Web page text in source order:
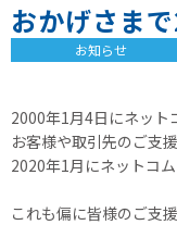
おかげさま
お知らせ
2000年1月4日にネット
お客様や取引先のご支
2020年1月にネットコ
これも偏に皆様のご支